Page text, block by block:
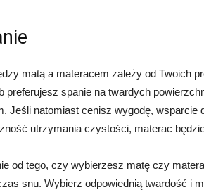
matą a materacem zależy od Twoich
preferujesz spanie na twardych
Jeśli natomiast cenisz wygodę, wsparcie
utrzymania czystości, materac
od tego, czy wybierzesz matę czy
snu. Wybierz odpowiednią twardość i